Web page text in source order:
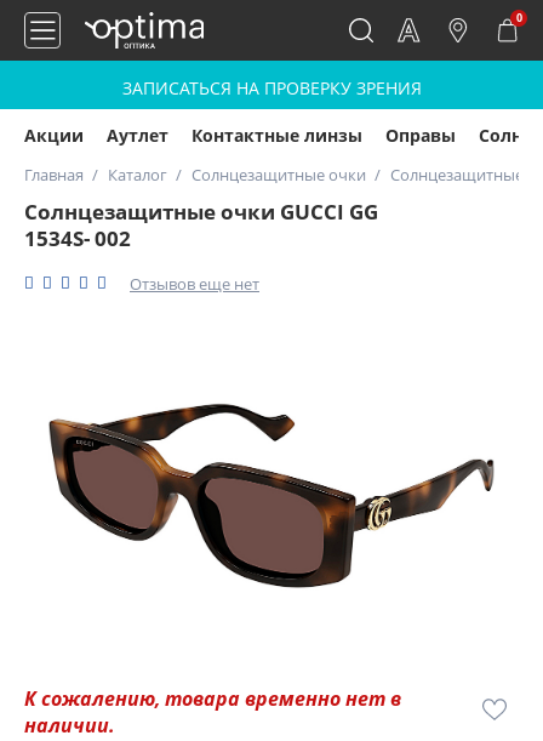
0
ЗАПИСАТЬСЯ НА ПРОВЕРКУ ЗРЕНИЯ
Акции Аутлет Контактные линзы Оправы
Главная Каталог Солнцезащитные очки Солнцезащитные
Солнцезащитные очки GUCCI GG
1534S- 002
Отзывов еще нет
К сожалению, товара временно нет в
наличии.